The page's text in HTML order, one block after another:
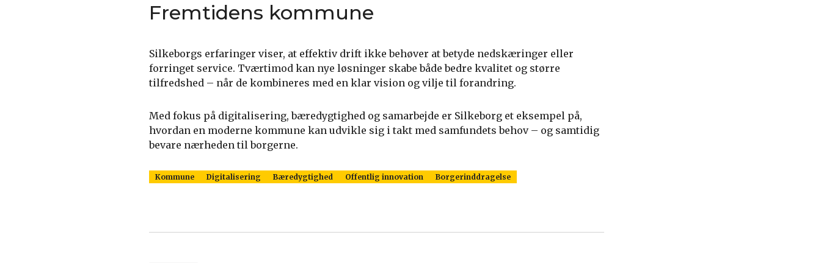
Fremtidens kommune
Silkeborgs erfaringer viser, at effektiv drift ikke behøver at betyde nedskæringer eller
forringet service. Tværtimod kan nye løsninger skabe både bedre kvalitet og større
tilfredshed – når de kombineres med en klar vision og vilje til forandring.
Med fokus på digitalisering, bæredygtighed og samarbejde er Silkeborg et eksempel på,
hvordan en moderne kommune kan udvikle sig i takt med samfundets behov – og samtidig
bevare nærheden til borgerne.
Kommune Digitalisering Bæredygtighed Offentlig innovation Borgerinddragelse